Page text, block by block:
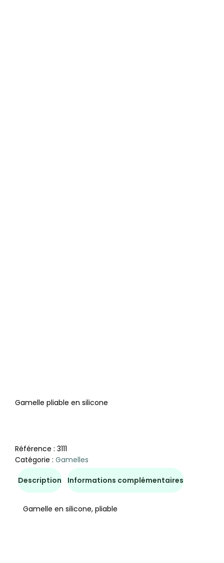
Gamelle pliable en silicone
Référence : 3111
Catégorie : Gamelles
Description Informations complémentaires
Gamelle en silicone, pliable